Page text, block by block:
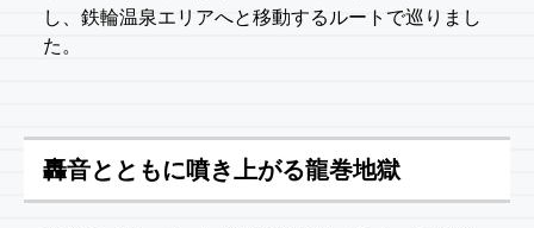
し、鉄輪温泉エリアへと移動するルートで巡りまし
た。
轟音とともに噴き上がる龍巻地獄